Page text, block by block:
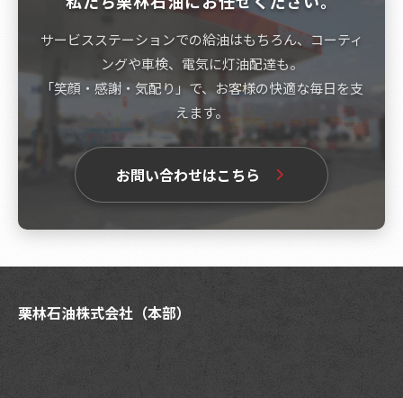
サービスステーションでの給油はもちろん、コーティ
ングや車検、電気に灯油配達も。
「笑顔・感謝・気配り」で、お客様の快適な毎日を支
えます。
お問い合わせはこちら
栗林石油株式会社（本部）